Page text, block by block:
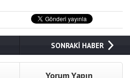
SONRAKİ HABER
Yorum Yapın